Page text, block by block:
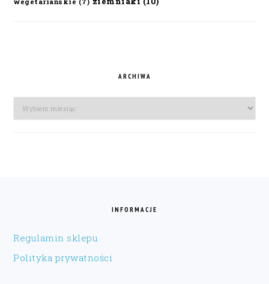
ARCHIWA
Archiwa
INFORMACJE
Regulamin sklepu
Polityka prywatności